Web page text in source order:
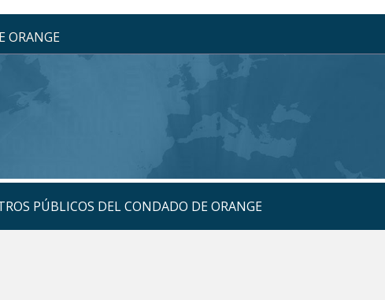
ORANGE
PÚBLICOS DEL CONDADO DE ORANGE